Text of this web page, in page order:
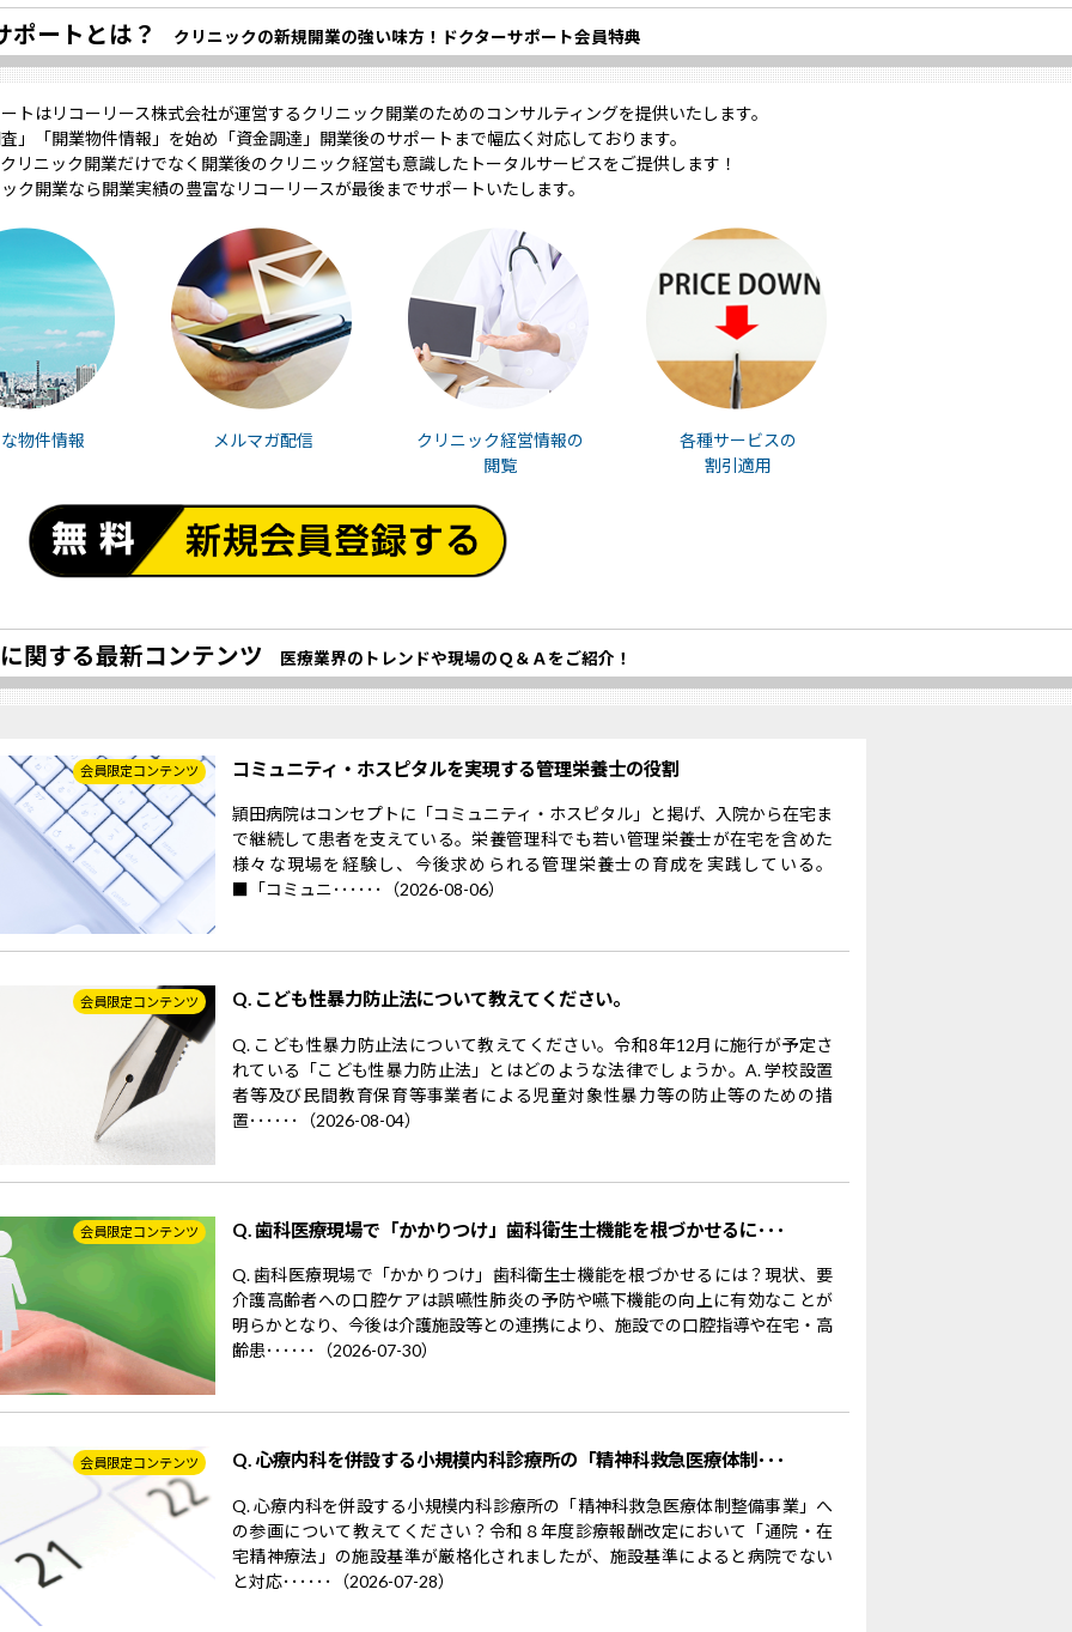
ポートとは？ クリニックの新規開業の強い味方！ドクターサポート会員特典
トはリコーリース株式会社が運営するクリニック開業のためのコンサルティングを提供いたします。
」「開業物件情報」を始め「資金調達」開業後のサポートまで幅広く対応しております。
リニック開業だけでなく開業後のクリニック経営も意識したトータルサービスをご提供します！
ク開業なら開業実績の豊富なリコーリースが最後までサポートいたします。
物件情報 メルマガ配信
クリニック経営情報の
閲覧
各種サービスの
割引適用
関する最新コンテンツ 医療業界のトレンドや現場のＱ＆Ａをご紹介！
会員限定コンテンツ コミュニティ・ホスピタルを実現する管理栄養士の役割
頴田病院はコンセプトに「コミュニティ・ホスピタル」と掲げ、入院から在宅ま
で継続して患者を支えている。栄養管理科でも若い管理栄養士が在宅を含めた
様々な現場を経験し、今後求められる管理栄養士の育成を実践している。
■「コミュニ･･････（2026-08-06）
会員限定コンテンツ Q. こども性暴力防止法について教えてください。
Q. こども性暴力防止法について教えてください。令和8年12月に施行が予定さ
れている「こども性暴力防止法」とはどのような法律でしょうか。A. 学校設置
者等及び民間教育保育等事業者による児童対象性暴力等の防止等のための措
置･･････（2026-08-04）
会員限定コンテンツ Q. 歯科医療現場で「かかりつけ」歯科衛生士機能を根づかせるに･･･
Q. 歯科医療現場で「かかりつけ」歯科衛生士機能を根づかせるには？現状、要
介護高齢者への口腔ケアは誤嚥性肺炎の予防や嚥下機能の向上に有効なことが
明らかとなり、今後は介護施設等との連携により、施設での口腔指導や在宅・高
齢患･･････（2026-07-30）
会員限定コンテンツ Q. 心療内科を併設する小規模内科診療所の「精神科救急医療体制･･･
Q. 心療内科を併設する小規模内科診療所の「精神科救急医療体制整備事業」へ
の参画について教えてください？令和８年度診療報酬改定において「通院・在
宅精神療法」の施設基準が厳格化されましたが、施設基準によると病院でない
と対応･･････（2026-07-28）